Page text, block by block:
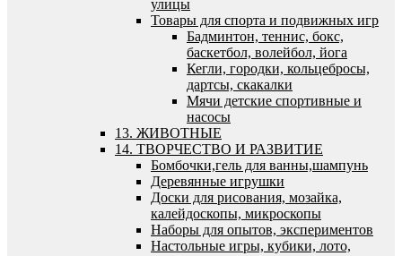
улицы
Товары для спорта и подвижных игр
Бадминтон, теннис, бокс,
баскетбол, волейбол, йога
Кегли, городки, кольцебросы,
дартсы, скакалки
Мячи детские спортивные и
насосы
13. ЖИВОТНЫЕ
14. ТВОРЧЕСТВО И РАЗВИТИЕ
Бомбочки,гель для ванны,шампунь
Деревянные игрушки
Доски для рисования, мозайка,
калейдоскопы, микроскопы
Наборы для опытов, экспериментов
Настольные игры, кубики, лото,